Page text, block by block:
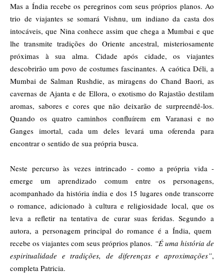
Mas a Índia recebe os peregrinos com seus próprios planos. Ao
trio de viajantes se somará Vishnu, um indiano da casta dos
intocáveis, que Nina conhece assim que chega a Mumbai e que
lhe transmite tradições do Oriente ancestral, misteriosamente
próximas à sua alma. Cidade após cidade, os viajantes
descobrirão um povo de costumes fascinantes. A caótica Déli, a
Mumbai de Salman Rushdie, as miragens do Chand Baori, as
cavernas de Ajanta e de Ellora, o exotismo do Rajastão destilam
aromas, sabores e cores que não deixarão de surpreendê-los.
Quando os quatro caminhos confluírem em Varanasi e no
Ganges imortal, cada um deles levará uma oferenda para
encontrar o sentido de sua própria busca.
Neste percurso às vezes intrincado - como a própria vida -
emerge um aprendizado comum entre os personagens,
acompanhado da história índia e dos 15 lugares onde transcorre
o romance, adicionado à cultura e religiosidade local, que os
leva a refletir na tentativa de curar suas feridas. Segundo a
autora, a personagem principal do romance é a Índia, quem
recebe os viajantes com seus próprios planos. “É uma história de
espiritualidade e tradições, de diferenças e aproximações”,
completa Patricia.